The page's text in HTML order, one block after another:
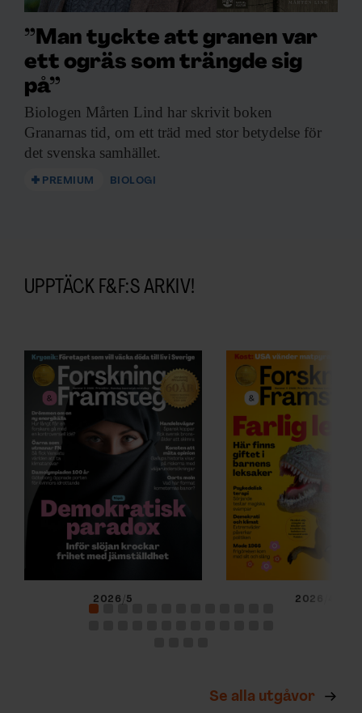
”Man tyckte att granen var
ett ogräs som trängde sig
på”
Biologen Mårten Lind har skrivit boken
Granarnas tid, om ett träd med stor betydelse för
det svenska samhället.
PREMIUM BIOLOGI
UPPTÄCK F&F:S ARKIV!
2026/5 2026/4
Se alla utgåvor